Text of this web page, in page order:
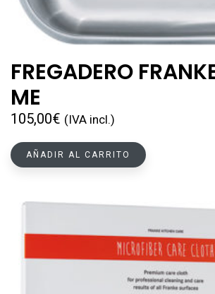
FREGADERO
ME
105,00€ (IVA incl.)
AÑADIR AL CARRITO